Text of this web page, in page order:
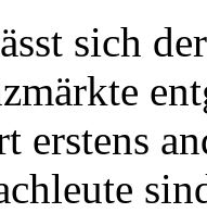
sich
erstens